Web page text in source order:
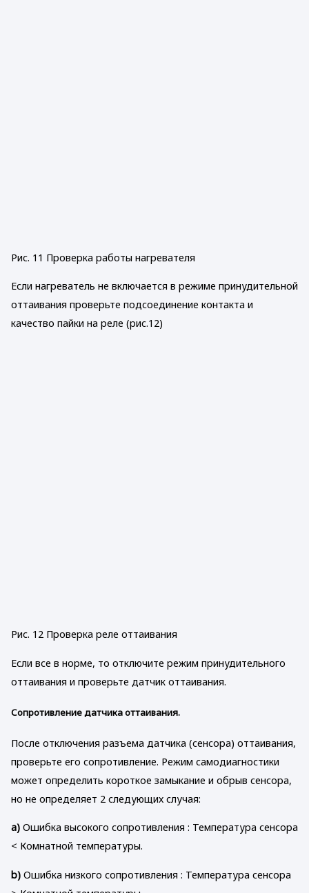
Рис. 11 Проверка работы нагревателя
Если нагреватель не включается в режиме принудительной
оттаивания проверьте подсоединение контакта и
качество пайки на реле (рис.12)
Рис. 12 Проверка реле оттаивания
Если все в норме, то отключите режим принудительного
оттаивания и проверьте датчик оттаивания.
Сопротивление датчика оттаивания.
После отключения разъема датчика (сенсора) оттаивания,
проверьте его сопротивление. Режим самодиагностики
может определить короткое замыкание и обрыв сенсора,
но не определяет 2 следующих случая:
a) Ошибка высокого сопротивления : Температура сенсора
< Комнатной температуры.
b) Ошибка низкого сопротивления : Температура сенсора